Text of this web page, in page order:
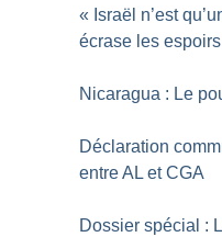
« Israël n’est
écrase les
Nicaragua : Le
Déclaration
entre AL et CGA
Dossier spécial :